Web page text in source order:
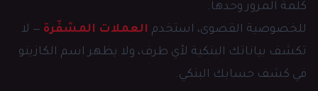
كلمة المرور وحدها.
للخصوصية القصوى، استخدم العملات المشفّرة — لا
تكشف بياناتك البنكية لأي طرف، ولا يظهر اسم الكازينو
في كشف حسابك البنكي.